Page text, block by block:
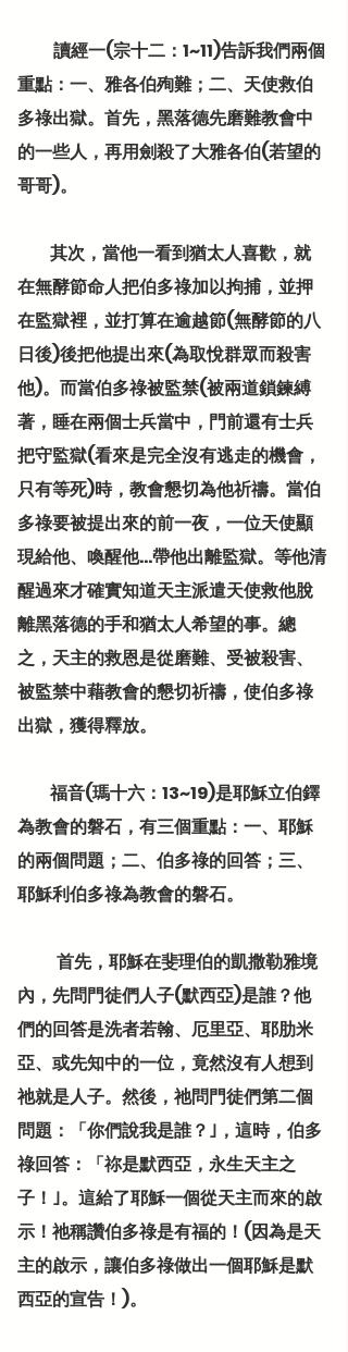
重點：一、雅各伯殉難；二、天使救伯
多祿出獄。首先，黑落德先磨難教會中
的一些人，再用劍殺了大雅各伯(若望的
哥哥)。
在無酵節命人把伯多祿加以拘捕，並押
在監獄裡，並打算在逾越節(無酵節的八
日後)後把他提出來(為取悅群眾而殺害
他)。而當伯多祿被監禁(被兩道鎖鍊縛
著，睡在兩個士兵當中，門前還有士兵
把守監獄(看來是完全沒有逃走的機會，
只有等死)時，教會懇切為他祈禱。當伯
多祿要被提出來的前一夜，一位天使顯
現給他、喚醒他…帶他出離監獄。等他清
醒過來才確實知道天主派遣天使救他脫
離黑落德的手和猶太人希望的事。總
之，天主的救恩是從磨難、受被殺害、
被監禁中藉教會的懇切祈禱，使伯多祿
出獄，獲得釋放。
為教會的磐石，有三個重點：一、耶穌
的兩個問題；二、伯多祿的回答；三、
耶穌利伯多祿為教會的磐石。
內，先問門徒們人子(默西亞)是誰？他
們的回答是洗者若翰、厄里亞、耶肋米
亞、或先知中的一位，竟然沒有人想到
祂就是人子。然後，祂問門徒們第二個
問題：「你們說我是誰？｣，這時，伯多
祿回答：「祢是默西亞，永生天主之
子！｣。這給了耶穌一個從天主而來的啟
示！祂稱讚伯多祿是有福的！(因為是天
主的啟示，讓伯多祿做出一個耶穌是默
西亞的宣告！)。